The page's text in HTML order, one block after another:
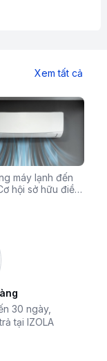
Xem tất cả
máy lạnh đến
hội sở hữu điều
10 máy lọc nước nóng
tốt nhất đáng mua
30 ngày,
tại IZOLA